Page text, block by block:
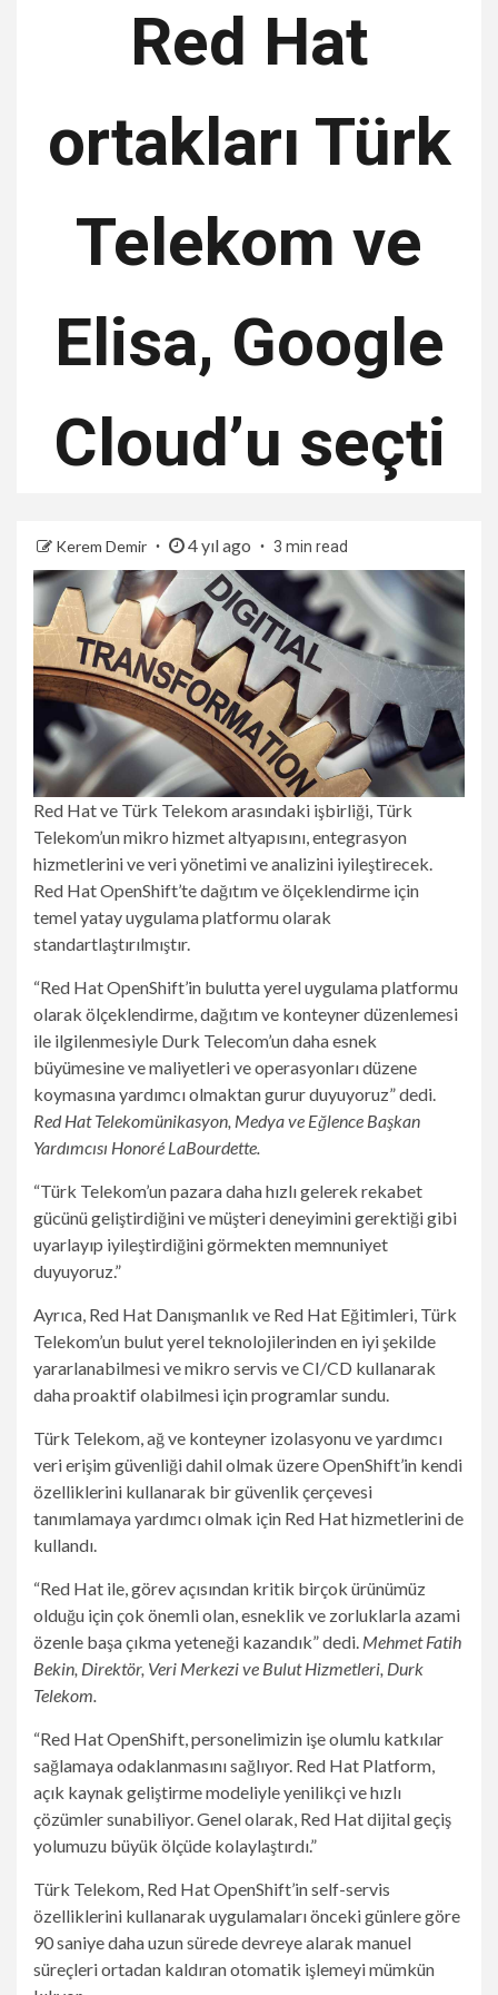
Red Hat
ortakları Türk
Telekom ve
Elisa, Google
Cloud’u seçti
Kerem Demir 4 yıl ago 3 min read
Red Hat ve Türk Telekom arasındaki işbirliği, Türk
Telekom’un mikro hizmet altyapısını, entegrasyon
hizmetlerini ve veri yönetimi ve analizini iyileştirecek.
Red Hat OpenShift’te dağıtım ve ölçeklendirme için
temel yatay uygulama platformu olarak
standartlaştırılmıştır.
“Red Hat OpenShift’in bulutta yerel uygulama platformu
olarak ölçeklendirme, dağıtım ve konteyner düzenlemesi
ile ilgilenmesiyle Durk Telecom’un daha esnek
büyümesine ve maliyetleri ve operasyonları düzene
koymasına yardımcı olmaktan gurur duyuyoruz” dedi.
Red Hat Telekomünikasyon, Medya ve Eğlence Başkan
Yardımcısı Honoré LaBourdette.
“Türk Telekom’un pazara daha hızlı gelerek rekabet
gücünü geliştirdiğini ve müşteri deneyimini gerektiği gibi
uyarlayıp iyileştirdiğini görmekten memnuniyet
duyuyoruz.”
Ayrıca, Red Hat Danışmanlık ve Red Hat Eğitimleri, Türk
Telekom’un bulut yerel teknolojilerinden en iyi şekilde
yararlanabilmesi ve mikro servis ve CI/CD kullanarak
daha proaktif olabilmesi için programlar sundu.
Türk Telekom, ağ ve konteyner izolasyonu ve yardımcı
veri erişim güvenliği dahil olmak üzere OpenShift’in kendi
özelliklerini kullanarak bir güvenlik çerçevesi
tanımlamaya yardımcı olmak için Red Hat hizmetlerini de
kullandı.
“Red Hat ile, görev açısından kritik birçok ürünümüz
olduğu için çok önemli olan, esneklik ve zorluklarla azami
özenle başa çıkma yeteneği kazandık” dedi. Mehmet Fatih
Bekin, Direktör, Veri Merkezi ve Bulut Hizmetleri, Durk
Telekom.
“Red Hat OpenShift, personelimizin işe olumlu katkılar
sağlamaya odaklanmasını sağlıyor. Red Hat Platform,
açık kaynak geliştirme modeliyle yenilikçi ve hızlı
çözümler sunabiliyor. Genel olarak, Red Hat dijital geçiş
yolumuzu büyük ölçüde kolaylaştırdı.”
Türk Telekom, Red Hat OpenShift’in self-servis
özelliklerini kullanarak uygulamaları önceki günlere göre
90 saniye daha uzun sürede devreye alarak manuel
süreçleri ortadan kaldıran otomatik işlemeyi mümkün